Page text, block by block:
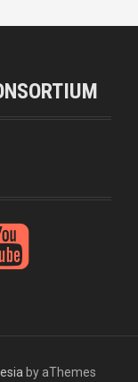
y
by aThemes